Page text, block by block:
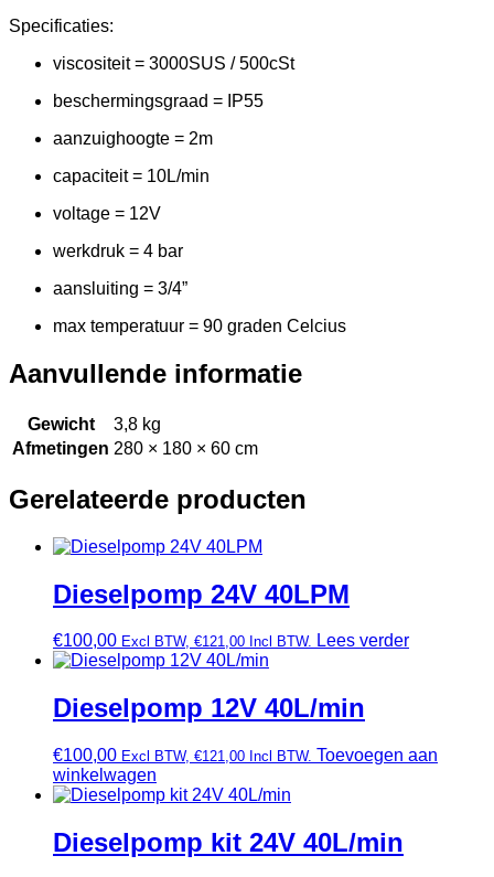
Specificaties:
viscositeit = 3000SUS / 500cSt
beschermingsgraad = IP55
aanzuighoogte = 2m
capaciteit = 10L/min
voltage = 12V
werkdruk = 4 bar
aansluiting = 3/4”
max temperatuur = 90 graden Celcius
Aanvullende informatie
Gewicht
3,8 kg
Afmetingen 280 × 180 × 60 cm
Gerelateerde producten
Dieselpomp 24V 40LPM
€100,00 Excl BTW, €121,00 Incl BTW. Lees verder
Dieselpomp 12V 40L/min
€100,00 Excl BTW, €121,00 Incl BTW. Toevoegen aan
winkelwagen
Dieselpomp kit 24V 40L/min